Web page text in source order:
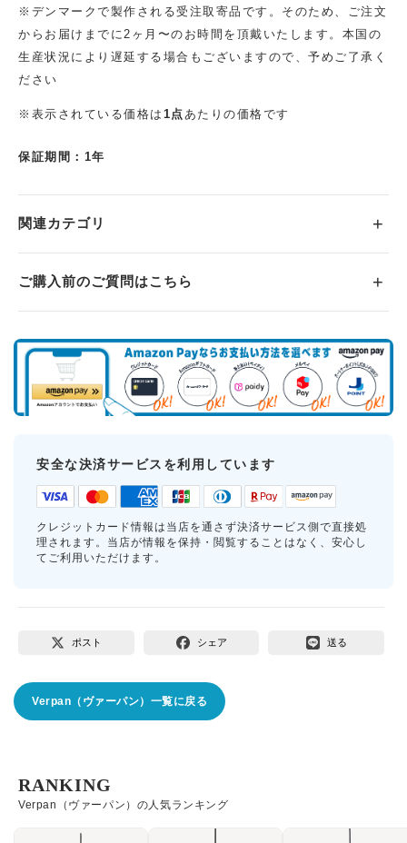
※デンマークで製作される受注取寄品です。そのため、ご注文
からお届けまでに2ヶ月〜のお時間を頂戴いたします。本国の
生産状況により遅延する場合もございますので、予めご了承く
ださい
※表示されている価格は 1点あたりの価格です
保証期間：1年
関連カテゴリ
ご購入前のご質問はこちら
安全な決済サービスを利用しています
クレジットカード情報は当店を通さず決済サービス側で直接処
理されます。当店が情報を保持・閲覧することはなく、安心し
てご利用いただけます。
ポスト シェア 送る
Verpan（ヴァーパン）一覧に戻る
Verpan（ヴァーパン）の人気ランキング
RANKING